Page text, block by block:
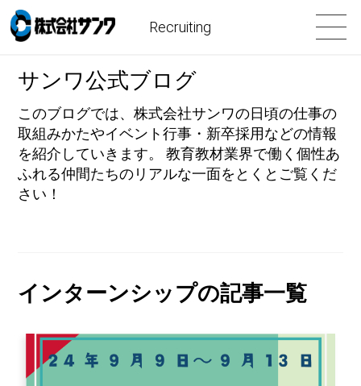
Recruiting
サンワ公式ブログ
このブログでは、株式会社サンワの日頃の仕事の
取組みかたやイベント行事・新卒採用などの情報
を紹介していきます。 教育教材業界で働く個性あ
ふれる仲間たちのリアルな一面をとくとご覧くだ
さい！
インターンシップの記事一覧